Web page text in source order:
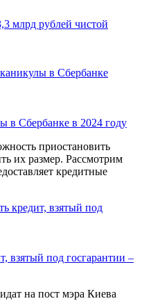
млрд рублей чистой
в Сбербанке в 2024 году
приостановить
их размер. Рассмотрим
кредитные
взятый под госгарантии –
на пост мэра Киева